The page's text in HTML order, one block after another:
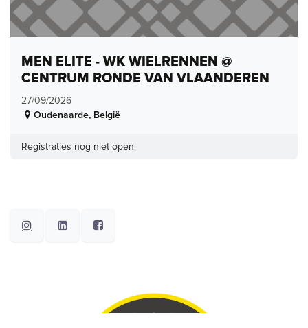
MEN ELITE - WK WIELRENNEN @
CENTRUM RONDE VAN VLAANDEREN
27/09/2026
Oudenaarde, België
Registraties nog niet open